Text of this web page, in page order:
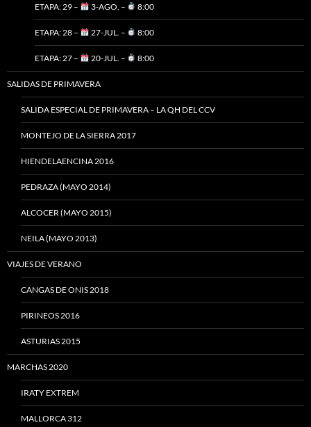
ETAPA: 29 – 3-AGO. – 8:00
ETAPA: 28 – 27-JUL. – 8:00
ETAPA: 27 – 20-JUL. – 8:00
SALIDAS DE PRIMAVERA
SALIDA ESPECIAL DE PRIMAVERA – LA QH DEL CCV
MONTEJO DE LA SIERRA 2017
HIENDELAENCINA 2016
PEDRAZA (MAYO 2014)
ALCOCER (MAYO 2015)
NEILA (MAYO 2013)
VIAJES DE VERANO
CANGAS DE ONIS 2018
PIRINEOS 2016
ASTURIAS 2015
MARCHAS 2020
IRATY EXTREM
MALLORCA 312